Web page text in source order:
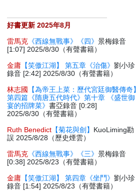
好書更新 2025年8月
雷馬克 《西線無戰事》《四》景梅錄音
[1:07] 2025/8/30（有聲書籍）
金庸 【笑傲江湖】 第五章《治傷》劉小珍
錄音 [2:42] 2025/8/30（有聲書籍）
林志國
【為帝王上菜：歷代宮廷御醫傳奇】
第四篇《隋唐五代時代》第十章 《盛世御
宴的招牌菜》書亞錄音 [0:28]
2025/8/30（有聲書籍）
Ruth Benedict 【菊花與劍】 KuoLiming勘
誤 2025/8/28（歷史煙雲）
雷馬克 《西線無戰事》《三》景梅錄音
[0:38] 2025/8/23（有聲書籍）
金庸 【笑傲江湖】 第四章《坐鬥》劉小珍
錄音 [1:54] 2025/8/23（有聲書籍）